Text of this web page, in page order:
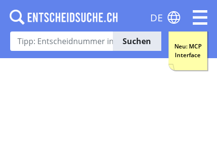
Suchen
Neu: MCP
Interface
DE